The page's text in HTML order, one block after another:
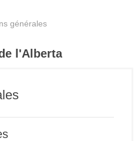
générales
l'Alberta